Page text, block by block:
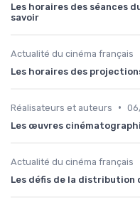
Les horaires des séances
savoir
Actualité du cinéma français
Les horaires des
Réalisateurs et auteurs •
Les œuvres
Actualité du cinéma français
Les défis de la distribution